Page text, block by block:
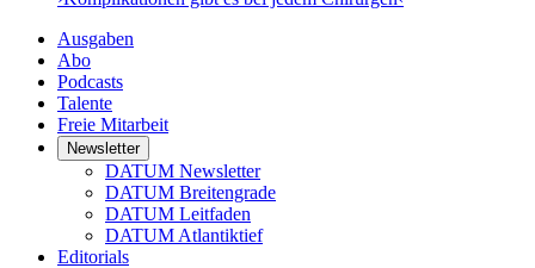
Ausgaben
Abo
Podcasts
Talente
Freie Mitarbeit
Newsletter
DATUM Newsletter
DATUM Breitengrade
DATUM Leitfaden
DATUM Atlantiktief
Editorials